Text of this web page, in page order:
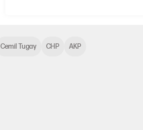
Cemil Tugay CHP AKP